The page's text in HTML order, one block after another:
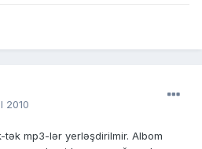
2010
tək mp3-lər yerləşdirilmir. Albom